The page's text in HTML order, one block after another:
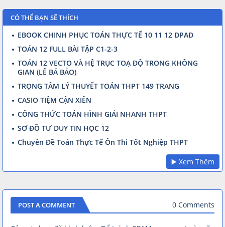
CÓ THỂ BẠN SẼ THÍCH
EBOOK CHINH PHỤC TOÁN THỰC TẾ 10 11 12 DPAD
TOÁN 12 FULL BÀI TẬP C1-2-3
TOÁN 12 VECTO VÀ HỆ TRỤC TOẠ ĐỘ TRONG KHÔNG
GIAN (LÊ BÁ BẢO)
TRỌNG TÂM LÝ THUYẾT TOÁN THPT 149 TRANG
CASIO TIỆM CẬN XIÊN
CÔNG THỨC TOÁN HÌNH GIẢI NHANH THPT
SƠ ĐỒ TƯ DUY TIN HỌC 12
Chuyên Đề Toán Thực Tế Ôn Thi Tốt Nghiệp THPT
▶️ Xem Thêm
POST A COMMENT 0 Comments